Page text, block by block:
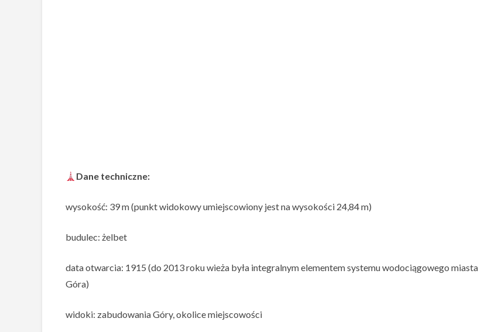
Dane techniczne:
wysokość: 39 m (punkt widokowy umiejscowiony jest na wysokości 24,84 m)
budulec: żelbet
data otwarcia: 1915 (do 2013 roku wieża była integralnym elementem systemu wodociągowego miasta
Góra)
widoki: zabudowania Góry, okolice miejscowości